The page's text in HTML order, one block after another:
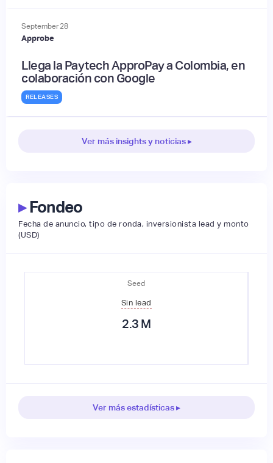
September 28
Approbe
Llega la Paytech ApproPay a Colombia, en
colaboración con Google
RELEASES
Ver más insights y noticias ▸
▸Fondeo
Fecha de anuncio, tipo de ronda, inversionista lead y monto
(USD)
Seed
Sin lead
2.3 M
Ver más estadísticas ▸